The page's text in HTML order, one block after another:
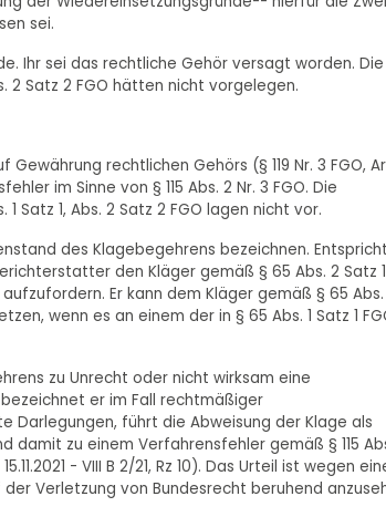
sei.
Ihr sei das rechtliche Gehör versagt worden. Die
2 Satz 2 FGO hätten nicht vorgelegen.
rechtlichen Gehörs (§ 119 Nr. 3 FGO,
im Sinne von § 115 Abs. 2 Nr. 3 FGO. Die
Satz 1, Abs. 2 Satz 2 FGO lagen nicht vor.
des Klagebegehrens bezeichnen. Entspricht
den Kläger gemäß § 65 Abs. 2 Satz 1
Er kann dem Kläger gemäß § 65 Abs.
wenn es an einem der in § 65 Abs. 1 Satz 1
zu Unrecht oder nicht wirksam eine
bezeichnet er im Fall rechtmäßiger
Darlegungen, führt die Abweisung der Klage als
damit zu einem Verfahrensfehler gemäß § 115
- VIII B 2/21, Rz 10). Das Urteil ist wegen
Verletzung von Bundesrecht beruhend